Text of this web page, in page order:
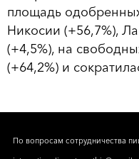
площадь
Никосии (+56,7%),
(+4,5%), на
(+64,2%) и
По вопросам сотрудничества